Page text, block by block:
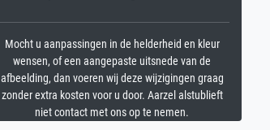
Mocht u aanpassingen in de helderheid en kleur
wensen, of een aangepaste uitsnede van de
afbeelding, dan voeren wij deze wijzigingen graag
zonder extra kosten voor u door. Aarzel alstublieft
niet contact met ons op te nemen.